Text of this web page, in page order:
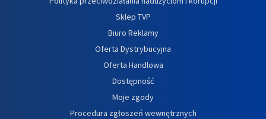
Sklep TVP
Biuro Reklamy
Oferta Dystrybucyjna
Oferta Handlowa
Dostępność
Moje zgody
Procedura zgłoszeń wewnętrznych